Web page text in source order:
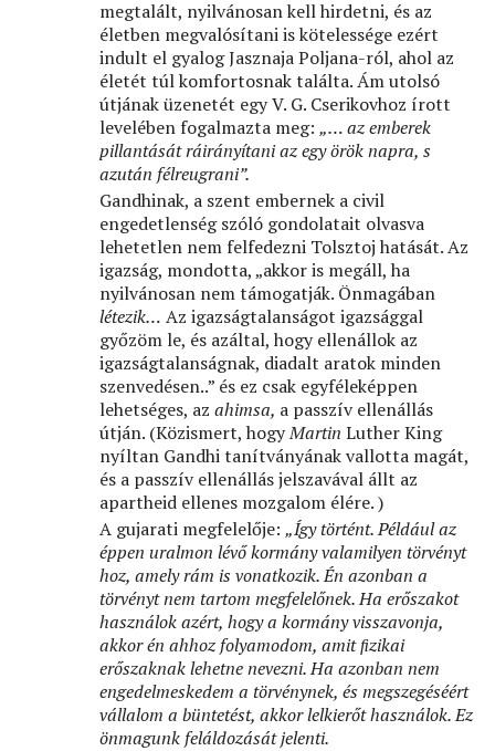
megtalált, nyilvánosan kell hirdetni, és az
életben megvalósítani is kötelessége ezért
indult el gyalog Jasznaja Poljana-ról, ahol az
életét túl komfortosnak találta. Ám utolsó
útjának üzenetét egy V. G. Cserikovhoz írott
levelében fogalmazta meg: „… az emberek
pillantását ráirányítani az egy örök napra, s
azután félreugrani”.
Gandhinak, a szent embernek a civil
engedetlenség szóló gondolatait olvasva
lehetetlen nem felfedezni Tolsztoj hatását. Az
igazság, mondotta, „akkor is megáll, ha
nyilvánosan nem támogatják. Önmagában
létezik… Az igazságtalanságot igazsággal
győzöm le, és azáltal, hogy ellenállok az
igazságtalanságnak, diadalt aratok minden
szenvedésen..” és ez csak egyféleképpen
lehetséges, az ahimsa, a passzív ellenállás
útján. (Közismert, hogyMartin Luther King
nyíltan Gandhi tanítványának vallotta magát,
és a passzív ellenállás jelszavával állt az
apartheid ellenes mozgalom élére. )
A gujarati megfelelője: „Így történt.Például az
éppen uralmon lévő kormány valamilyen törvényt
hoz, amely rám is vonatkozik. Én azonban a
törvényt nem tartom megfelelőnek. Ha erőszakot
használok azért, hogy a kormány visszavonja,
akkor én ahhoz folyamodom, amit ﬁzikai
erőszaknak lehetne nevezni. Ha azonban nem
engedelmeskedem a törvénynek, és megszegéséért
vállalom a büntetést, akkor lelkierőt használok. Ez
önmagunk feláldozását jelenti.